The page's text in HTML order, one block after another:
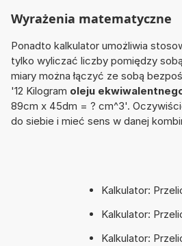
Wyrażenia matematyczne
Ponadto kalkulator umożliwia
tylko wyliczać liczby pomiędzy
miary można łączyć ze sobą
'12 Kilogram oleju
89cm x 45dm = ? cm^3'.
do siebie i mieć sens w danej
Kalkulator:
Kalkulator:
Kalkulator: